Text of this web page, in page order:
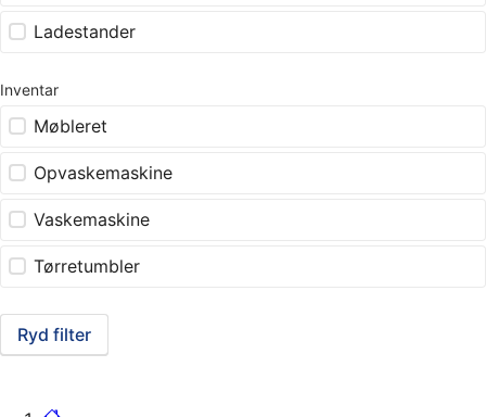
Ladestander
Inventar
Møbleret
Opvaskemaskine
Vaskemaskine
Tørretumbler
Ryd filter